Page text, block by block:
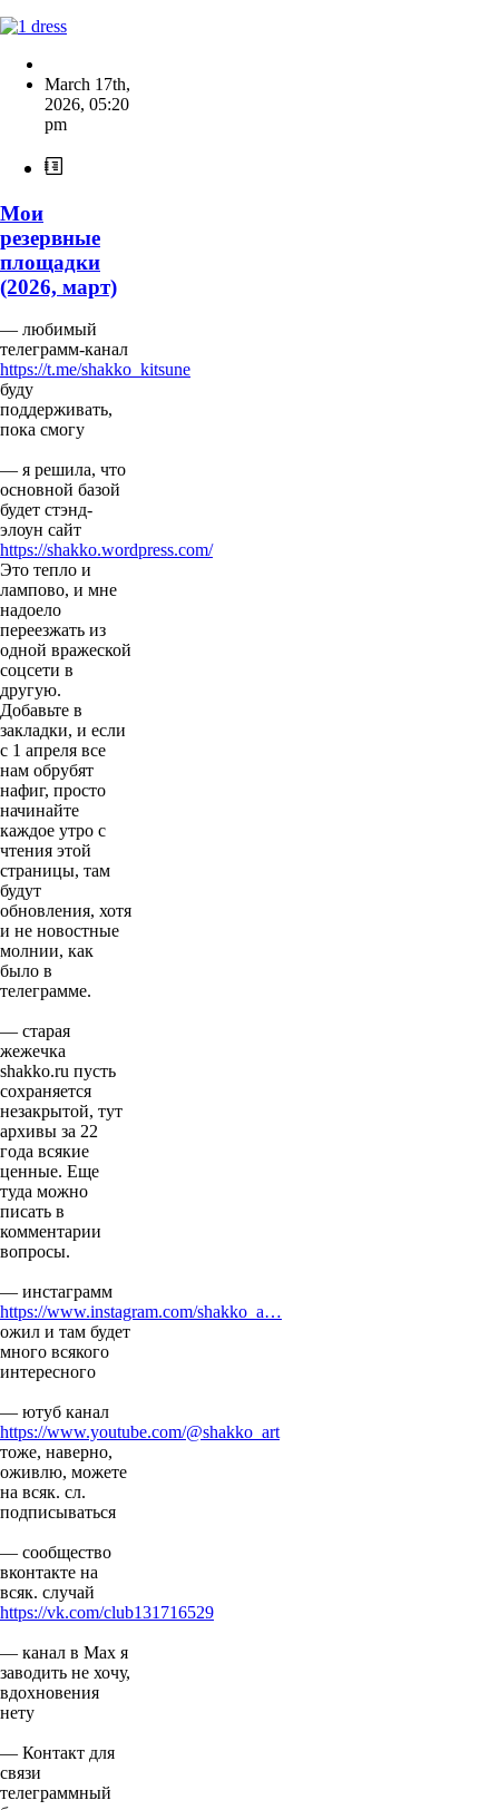
March 17th,
2026, 05:20
pm
Мои
резервные
площадки
(2026, март)
— любимый
телеграмм-канал
https://t.me/shakko_kitsune
буду
поддерживать,
пока смогу
— я решила, что
основной базой
будет стэнд-
элоун сайт
https://shakko.wordpress.com/
Это тепло и
лампово, и мне
надоело
переезжать из
одной вражеской
соцсети в
другую.
Добавьте в
закладки, и если
с 1 апреля все
нам обрубят
нафиг, просто
начинайте
каждое утро с
чтения этой
страницы, там
будут
обновления, хотя
и не новостные
молнии, как
было в
телеграмме.
— старая
жежечка
shakko.ru пусть
сохраняется
незакрытой, тут
архивы за 22
года всякие
ценные. Еще
туда можно
писать в
комментарии
вопросы.
— инстаграмм
https://www.instagram.com/shakko_a…
ожил и там будет
много всякого
интересного
— ютуб канал
https://www.youtube.com/@shakko_art
тоже, наверно,
оживлю, можете
на всяк. сл.
подписываться
— сообщество
вконтакте на
всяк. случай
https://vk.com/club131716529
— канал в Мах я
заводить не хочу,
вдохновения
нету
— Контакт для
связи
телеграммный